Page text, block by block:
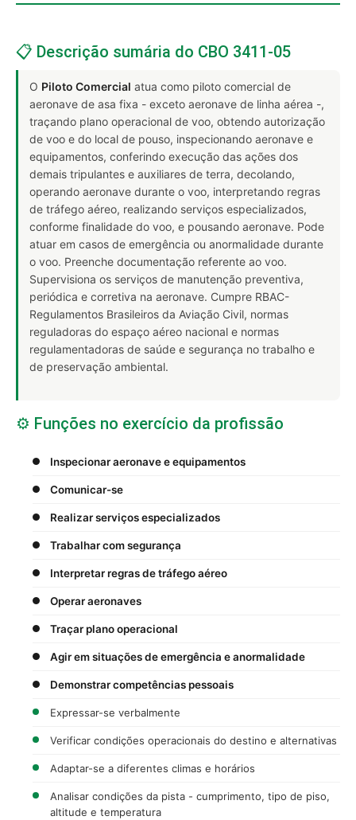
📋 Descrição sumária do CBO 3411-05
O Piloto Comercial atua como piloto comercial de
aeronave de asa fixa - exceto aeronave de linha aérea -,
traçando plano operacional de voo, obtendo autorização
de voo e do local de pouso, inspecionando aeronave e
equipamentos, conferindo execução das ações dos
demais tripulantes e auxiliares de terra, decolando,
operando aeronave durante o voo, interpretando regras
de tráfego aéreo, realizando serviços especializados,
conforme finalidade do voo, e pousando aeronave. Pode
atuar em casos de emergência ou anormalidade durante
o voo. Preenche documentação referente ao voo.
Supervisiona os serviços de manutenção preventiva,
periódica e corretiva na aeronave. Cumpre RBAC-
Regulamentos Brasileiros da Aviação Civil, normas
reguladoras do espaço aéreo nacional e normas
regulamentadoras de saúde e segurança no trabalho e
de preservação ambiental.
⚙️ Funções no exercício da profissão
Inspecionar aeronave e equipamentos
Comunicar-se
Realizar serviços especializados
Trabalhar com segurança
Interpretar regras de tráfego aéreo
Operar aeronaves
Traçar plano operacional
Agir em situações de emergência e anormalidade
Demonstrar competências pessoais
Expressar-se verbalmente
Verificar condições operacionais do destino e alternativas
Adaptar-se a diferentes climas e horários
Analisar condições da pista - cumprimento, tipo de piso,
altitude e temperatura